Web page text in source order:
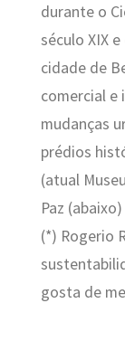
durante o
século XIX
cidade de
comercial e
mudanças
prédios
(atual
Paz
(*) Rogerio
gosta de